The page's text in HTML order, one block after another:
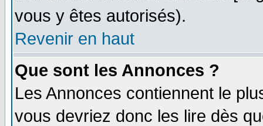
vous y êtes autorisés).
Revenir en haut
Que sont les Annonces ?
Les Annonces contiennent le
vous devriez donc les lire dès